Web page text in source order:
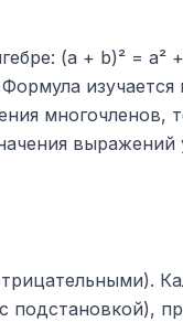
(a + b)² = a²
изучается
многочленов,
выражений
подстановкой),